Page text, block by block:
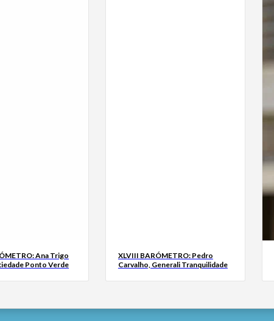
Ana Trigo
Ponto Verde
XLVIII BARÓMETRO: Pedro
Carvalho, Generali Tranquilidade